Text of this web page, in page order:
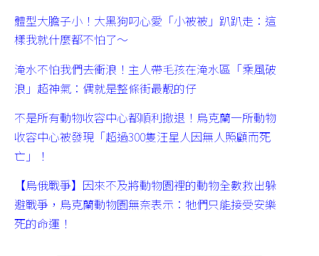
體型大膽子小！大黑狗叼心愛「小被被」趴趴走：這
樣我就什麼都不怕了～
淹水不怕我們去衝浪！主人帶毛孩在淹水區「乘風破
浪」超神氣：偶就是整條街最靚的仔
不是所有動物收容中心都順利撤退！烏克蘭一所動物
收容中心被發現「超過300隻汪星人因無人照顧而死
亡」！
【烏俄戰爭】因來不及將動物園裡的動物全數救出躲
避戰爭，烏克蘭動物園無奈表示：牠們只能接受安樂
死的命運！